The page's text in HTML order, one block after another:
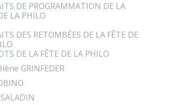
DE PROGRAMMATION DE LA
LA PHILO
DES RETOMBÉES DE LA FÊTE DE
DE LA FÊTE DE LA PHILO
GRINFEDER